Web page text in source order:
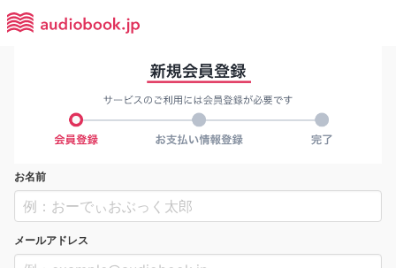
お名前
メールアドレス